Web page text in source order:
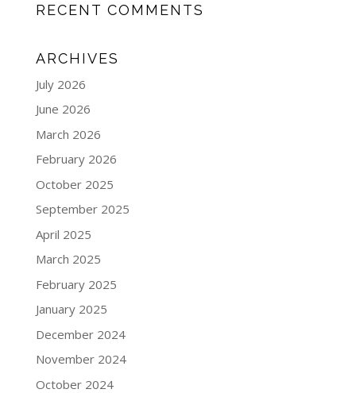
RECENT COMMENTS
ARCHIVES
July 2026
June 2026
March 2026
February 2026
October 2025
September 2025
April 2025
March 2025
February 2025
January 2025
December 2024
November 2024
October 2024